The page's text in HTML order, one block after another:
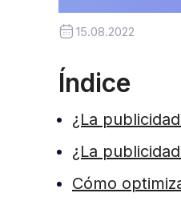
15.08.2022
Índice
¿La
¿La
Cómo